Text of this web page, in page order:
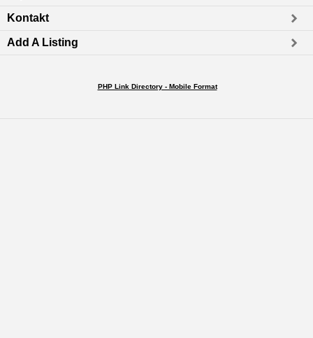
Kontakt
Add A Listing
PHP Link Directory - Mobile Format